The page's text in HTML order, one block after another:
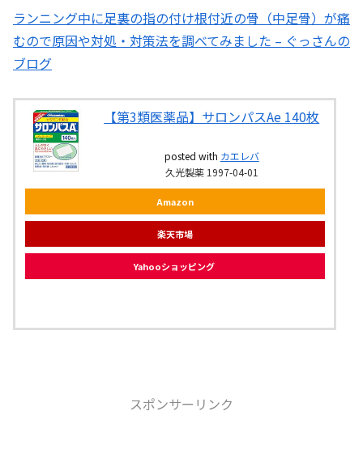
ランニング中に足裏の指の付け根付近の骨（中足骨）が痛
むので原因や対処・対策法を調べてみました – ぐっさんの
ブログ
【第3類医薬品】サロンパスAe 140枚
posted with カエレバ
久光製薬 1997-04-01
Amazon
楽天市場
Yahooショッピング
スポンサーリンク